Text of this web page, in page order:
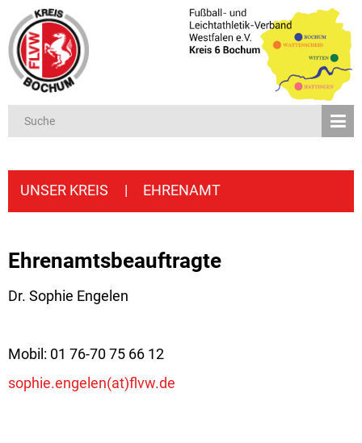
UNSER KREIS | EHRENAMT
Ehrenamtsbeauftragte
Dr. Sophie Engelen
Mobil: 01 76-70 75 66 12
sophie.engelen(at)flvw.de